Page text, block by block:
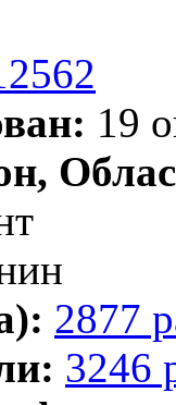
19
2877
3246